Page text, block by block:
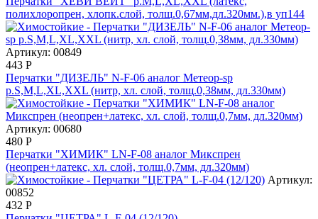
полихлоропрен, хлопк.слой, толщ.0,67мм,дл.320мм.),в уп144
Артикул: 00849
443 Р
Перчатки "ДИЗЕЛЬ" N-F-06 аналог Метеор-sp
р.S,M,L,XL,XXL (нитр, хл. слой, толщ.0,38мм, дл.330мм)
Артикул: 00680
480 Р
Перчатки "ХИМИК" LN-F-08 аналог Микспрен
(неопрен+латекс, хл. слой, толщ.0,7мм, дл.320мм)
Артикул:
00852
432 Р